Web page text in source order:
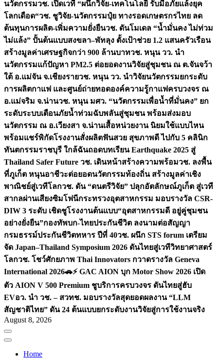
นวัตกรรมวช. เปิดเวที “ผนึกวิจัย-เทคโนโลยี รับมือภัยแล้งยุค
โลกเดือด“วช. ชูวิจัย-นวัตกรรมปุ๋ย ทางรอดเกษตรกรไทย ลด
ต้นทุนการผลิต-เพิ่มความยั่งยืนวช. ดันโมเดล “น้ำมั่นคง ไม่ท่วม
ไม่แล้ง” ปั้นต้นแบบสงขลา–พัทลุง ตั้งเป้าช่วย 1.2 แสนครัวเรือน
สร้างมูลค่าเศรษฐกิจกว่า 900 ล้านบาทวช. หนุน วว. นำ
นวัตกรรมแก้ปัญหา PM2.5 ต่อยอดงานวิจัยสู่ชุมชน ณ ต.จันจว้า
ใต้ อ.แม่จัน จ.เชียงรายวช. หนุน วว. นำวิจัยนวัตกรรมยกระดับ
การผลิตกาแฟ และศูนย์ถ่ายทอดองค์ความรู้กาแฟครบวงจร ณ
อ.แม่จริม จ.น่านวช. หนุน มศว. “นวัตกรรมเพื่อน้ำที่มั่นคง” ยก
ระดับระบบเตือนภัยน้ำท่วมฉับพลันสู่ชุมชน พร้อมส่งมอบ
นวัตกรรม ณ อ.เวียงสา จ.น่านเสื้อหน่วยงาน นิยมใช้แบบไหน
พร้อมแชร์พิกัดโรงงานสั่งผลิตฟันสวย สุขภาพดี ไปกับ 5 คลินิก
ทันตกรรมราชบุรี ใกล้ฉันถอดบทเรียน Earthquake 2025 สู่
Thailand Safer Future วช. เดินหน้าสร้างความพร้อมวช. ลงพื้น
ที่ภูเก็ต หนุนอาชีวะต่อยอดนวัตกรรมท้องถิ่น สร้างมูลค่าเชิง
พาณิชย์สู่เวทีโลกวช. ดัน “ดนตรีวิจัย” ปลุกอัตลักษณ์ภูเก็ต สู่เวที
สากลผ่านเสียงซิมโฟนีกระทรวงอุตสาหกรรม มอบรางวัล CSR-
DIW 3 ระดับ เชิดชูโรงงานต้นแบบ“อุตสาหกรรมดี อยู่คู่ชุมชน
อย่างยั่งยืน”กองทัพบก-ไทยประกันชีวิต ลงนามต่อสัญญา
กรมธรรม์ประกันชีวิตทหาร ปีที่ 40วช. ผนึก STS forum เตรียม
จัด Japan–Thailand Symposium 2026 ดันไทยสู่เวทีวิทยาศาสตร์
โลกวช. โชว์ศักยภาพ Thai Innovators กวาดรางวัล Geneva
International 2026🚗⚡️ GAC AION บุก Motor Show 2026 เปิด
ตัว AION V 500 Premium ชูบริการครบวงจร ดันไทยสู่ฮับ
EVอว. นำ วช. – สวทช. มอบรางวัลสุดยอดผลงาน “LLM
สัญชาติไทย” ดัน 24 ต้นแบบยกระดับงานวิจัยสู่การใช้งานจริง
August 8, 2026
Home